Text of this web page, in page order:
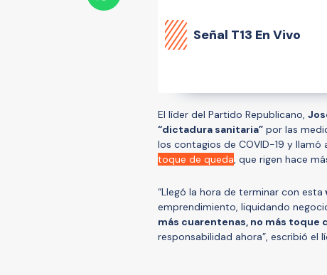
Señal T13 En Vivo
El líder del Partido Republicano,
“dictadura sanitaria” por las
los contagios de COVID-19 y
toque de queda, que rigen hace
“Llegó la hora de terminar con esta
emprendimiento, liquidando
más cuarentenas, no más toque
responsabilidad ahora”, escribió el